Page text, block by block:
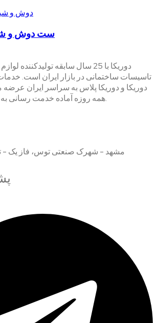
ست دوش و
دوریکا با 25 سال سابقه
دوریکا و دوریکا پلاس به سراسر ایران عرضه
همه روزه آماده خدمت رسانی به هموطنان عزیز است.
مشهد - شهرک صنعتی توس، فاز یک -